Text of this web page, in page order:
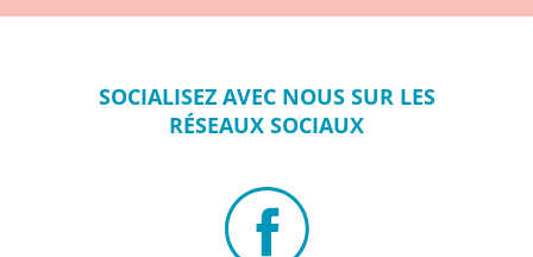
SOCIALISEZ AVEC NOUS SUR LES
RÉSEAUX SOCIAUX